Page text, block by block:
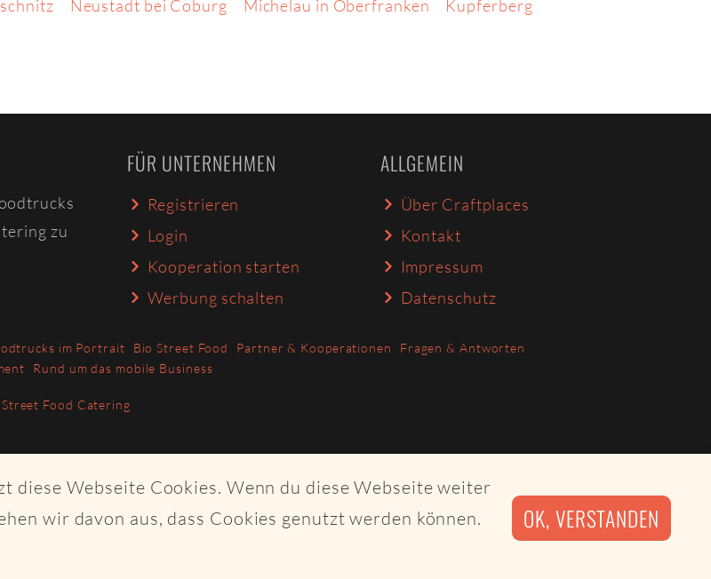
diese Webseite Cookies. Wenn du diese Webseite weiter
wir davon aus, dass Cookies genutzt werden können.
OK, VERSTANDEN
Neustadt bei Coburg Michelau in Oberfranken
Kupferberg
zu
FÜR UNTERNEHMEN
Registrieren
Login
Kooperation starten
Werbung schalten
ALLGEMEIN
Über Craftplaces
Kontakt
Impressum
Datenschutz
im Portrait Bio Street Food Partner & Kooperationen
Fragen & Antworten
Rund um das mobile Business
Street Food Catering